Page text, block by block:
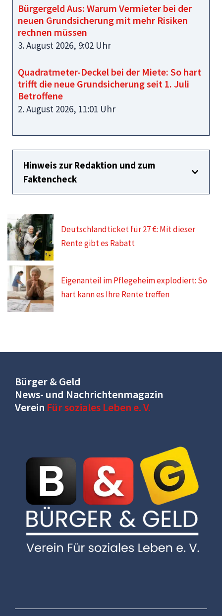
Bürgergeld Aus: Warum Vermieter bei der
neuen Grundsicherung mit mehr Risiken
rechnen müssen
3. August 2026, 9:02 Uhr
Quadratmeter-Deckel bei der Miete: So hart
trifft die neue Grundsicherung seit 1. Juli
Betroffene
2. August 2026, 11:01 Uhr
Hinweis zur Redaktion und zum
Faktencheck
Deutschlandticket für 27 €: Mit dieser
Rente gibt es Rabatt
Eigenanteil im Pflegeheim explodiert: So
hart kann es Ihre Rente treffen
Bürger & Geld
News- und Nachrichtenmagazin
Verein Für soziales Leben e. V.